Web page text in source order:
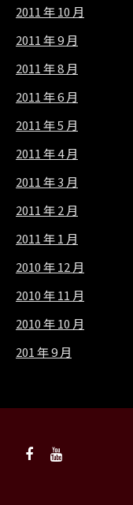
2011 年 10 月
2011 年 9 月
2011 年 8 月
2011 年 6 月
2011 年 5 月
2011 年 4 月
2011 年 3 月
2011 年 2 月
2011 年 1 月
2010 年 12 月
2010 年 11 月
2010 年 10 月
201 年 9 月